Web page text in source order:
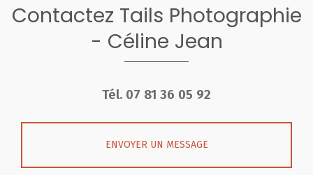
Contactez Tails Photographie
- Céline Jean
Tél. 07 81 36 05 92
ENVOYER UN MESSAGE